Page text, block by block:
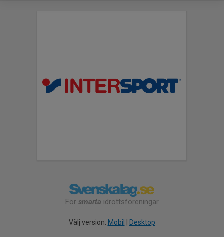
För smarta idrottsföreningar
Välj version: Mobil Desktop